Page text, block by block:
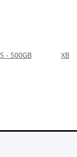
- 500GB